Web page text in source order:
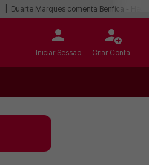
Duarte Marques comenta Benfica -
Iniciar Sessão Criar Conta